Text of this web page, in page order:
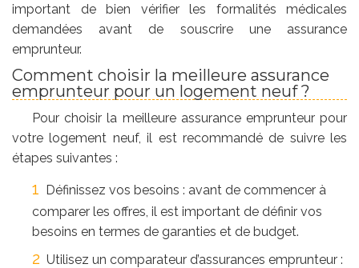
important de bien vérifier les formalités médicales
demandées avant de souscrire une assurance
emprunteur.
Comment choisir la meilleure assurance
emprunteur pour un logement neuf ?
Pour choisir la meilleure assurance emprunteur pour
votre logement neuf, il est recommandé de suivre les
étapes suivantes :
Définissez vos besoins : avant de commencer à
comparer les offres, il est important de définir vos
besoins en termes de garanties et de budget.
Utilisez un comparateur d’assurances emprunteur :